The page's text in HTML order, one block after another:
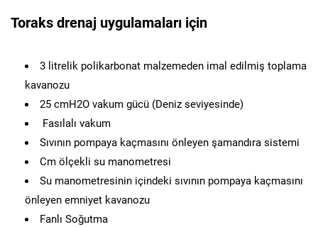
Toraks drenaj uygulamaları için
3 litrelik polikarbonat malzemeden imal edilmiş toplama
kavanozu
25 cmH2O vakum gücü (Deniz seviyesinde)
Fasılalı vakum
Sıvının pompaya kaçmasını önleyen şamandıra sistemi
Cm ölçekli su manometresi
Su manometresinin içindeki sıvının pompaya kaçmasını
önleyen emniyet kavanozu
Fanlı Soğutma